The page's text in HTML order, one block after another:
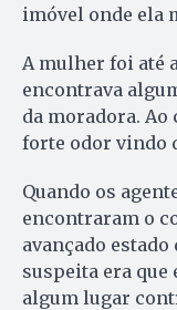
imóvel onde ela
A mulher foi até
encontrava
da moradora. Ao
forte odor vindo
Quando os
encontraram o
avançado estado
suspeita era que
algum lugar